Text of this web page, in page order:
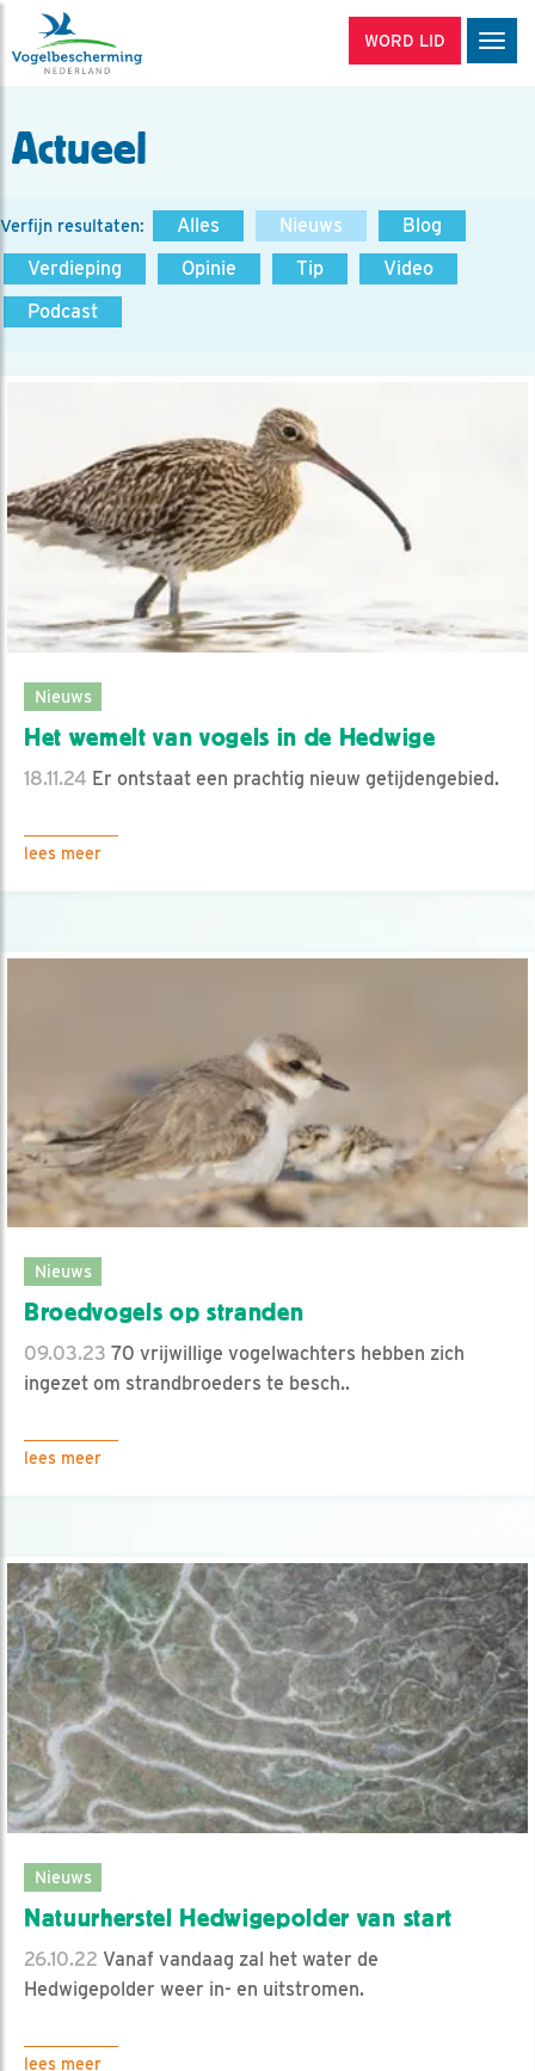
WORD LID
Actueel
Verfijn resultaten: Alles Nieuws
Blog
Verdieping
Opinie Tip
Video
Podcast
Nieuws
Het wemelt van vogels in de Hedwige
18.11.24 Er ontstaat een prachtig nieuw getijdengebied.
lees meer
Nieuws
Broedvogels op stranden
09.03.23 70 vrijwillige vogelwachters hebben zich
ingezet om strandbroeders te besch..
lees meer
Nieuws
Natuurherstel Hedwigepolder van start
26.10.22 Vanaf vandaag zal het water de
Hedwigepolder weer in- en uitstromen.
lees meer